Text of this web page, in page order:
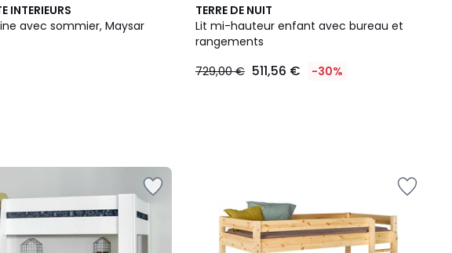
INTERIEURS
avec sommier, Maysar
TERRE DE NUIT
Lit mi-hauteur enfant avec bureau et
rangements
729,00 € 511,56 € -30%